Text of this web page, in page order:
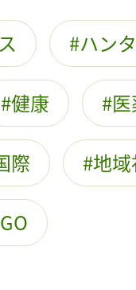
ハン
健康
際 地